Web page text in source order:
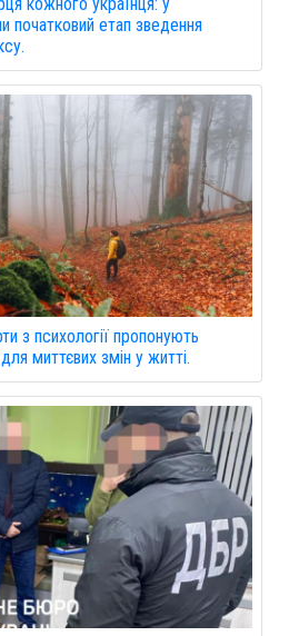
початковий етап зведення
з психології пропонують
миттєвих змін у житті.